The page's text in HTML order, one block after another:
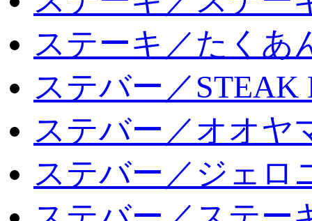
ステーキ／たくあ
ステバー／STEAK
ステバー／オオヤ
ステバー／ジェロ